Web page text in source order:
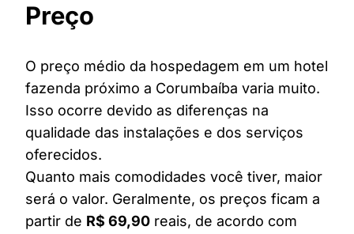
Preço
O preço médio da hospedagem em um hotel
fazenda próximo a Corumbaíba varia muito.
Isso ocorre devido as diferenças na
qualidade das instalações e dos serviços
oferecidos.
Quanto mais comodidades você tiver, maior
será o valor. Geralmente, os preços ficam a
partir de R$ 69,90 reais, de acordo com